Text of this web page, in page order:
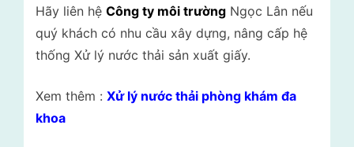
Hãy liên hệ Công ty môi trường Ngọc Lân nếu
quý khách có nhu cầu xây dựng, nâng cấp hệ
thống Xử lý nước thải sản xuất giấy.
Xem thêm : Xử lý nước thải phòng khám đa
khoa